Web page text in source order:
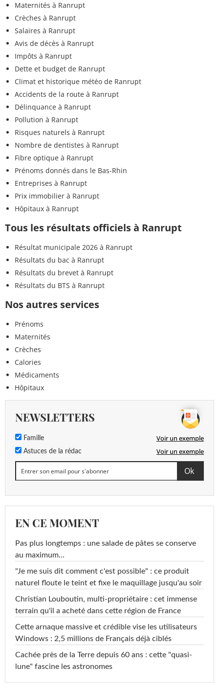
Maternités à Ranrupt
Crèches à Ranrupt
Salaires à Ranrupt
Avis de décès à Ranrupt
Impôts à Ranrupt
Dette et budget de Ranrupt
Climat et historique météo de Ranrupt
Accidents de la route à Ranrupt
Délinquance à Ranrupt
Pollution à Ranrupt
Risques naturels à Ranrupt
Nombre de dentistes à Ranrupt
Fibre optique à Ranrupt
Prénoms donnés dans le Bas-Rhin
Entreprises à Ranrupt
Prix immobilier à Ranrupt
Hôpitaux à Ranrupt
Tous les résultats officiels à Ranrupt
Résultat municipale 2026 à Ranrupt
Résultats du bac à Ranrupt
Résultats du brevet à Ranrupt
Résultats du BTS à Ranrupt
Nos autres services
Prénoms
Maternités
Crèches
Calories
Médicaments
Hôpitaux
NEWSLETTERS
Famille Voir un exemple
Astuces de la rédac Voir un exemple
EN CE MOMENT
Pas plus longtemps : une salade de pâtes se conserve
au maximum...
"Je me suis dit comment c'est possible" : ce produit
naturel floute le teint et fixe le maquillage jusqu'au soir
Christian Louboutin, multi-propriétaire : cet immense
terrain qu'il a acheté dans cette région de France
Cette arnaque massive et crédible vise les utilisateurs
Windows : 2,5 millions de Français déjà ciblés
Cachée près de la Terre depuis 60 ans : cette "quasi-
lune" fascine les astronomes